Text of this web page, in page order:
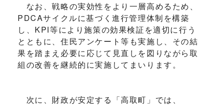
なお、戦略の実効性をより一層高めるため、
PDCAサイクルに基づく進行管理体制を構築
し、KPI等により施策の効果検証を適切に行う
とともに、住民アンケート等も実施し、その結
果を踏まえ必要に応じて見直しを図りながら取
組の改善を継続的に実施してまいります。
次に、財政が安定する「高取町」では、